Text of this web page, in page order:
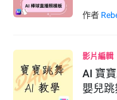
作者
影片編輯
AI 寶
嬰兒